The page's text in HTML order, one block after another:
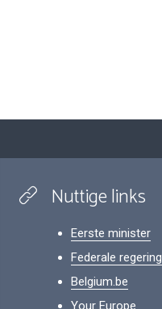
Nuttige links
Eerste minister
Federale regering
Belgium.be
Your Europe